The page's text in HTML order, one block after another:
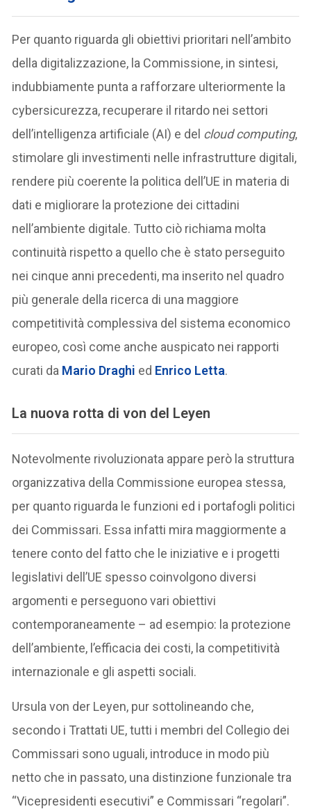
Per quanto riguarda gli obiettivi prioritari nell’ambito
della digitalizzazione, la Commissione, in sintesi,
indubbiamente punta a rafforzare ulteriormente la
cybersicurezza, recuperare il ritardo nei settori
dell’intelligenza artificiale (AI) e del cloud computing,
stimolare gli investimenti nelle infrastrutture digitali,
rendere più coerente la politica dell’UE in materia di
dati e migliorare la protezione dei cittadini
nell’ambiente digitale. Tutto ciò richiama molta
continuità rispetto a quello che è stato perseguito
nei cinque anni precedenti, ma inserito nel quadro
più generale della ricerca di una maggiore
competitività complessiva del sistema economico
europeo, così come anche auspicato nei rapporti
curati da Mario Draghi ed Enrico Letta.
La nuova rotta di von del Leyen
Notevolmente rivoluzionata appare però la struttura
organizzativa della Commissione europea stessa,
per quanto riguarda le funzioni ed i portafogli politici
dei Commissari. Essa infatti mira maggiormente a
tenere conto del fatto che le iniziative e i progetti
legislativi dell’UE spesso coinvolgono diversi
argomenti e perseguono vari obiettivi
contemporaneamente – ad esempio: la protezione
dell’ambiente, l’efficacia dei costi, la competitività
internazionale e gli aspetti sociali.
Ursula von der Leyen, pur sottolineando che,
secondo i Trattati UE, tutti i membri del Collegio dei
Commissari sono uguali, introduce in modo più
netto che in passato, una distinzione funzionale tra
“Vicepresidenti esecutivi” e Commissari “regolari”.